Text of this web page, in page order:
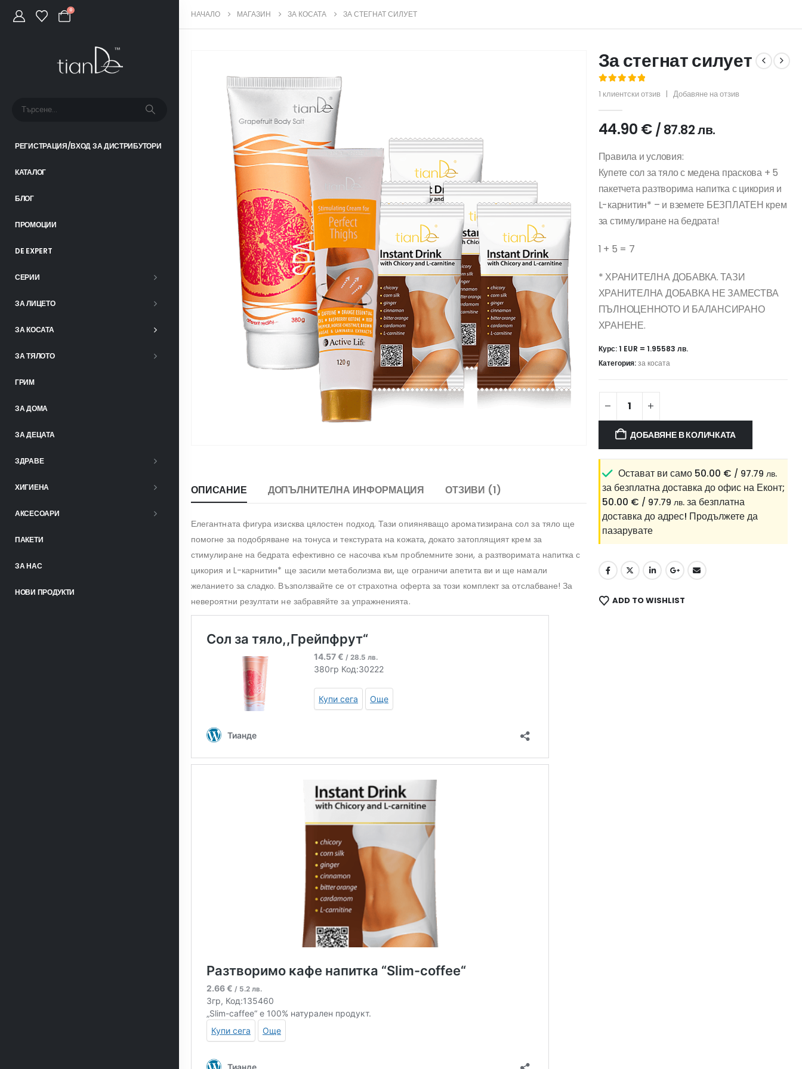
0
РЕГИСТРАЦИЯ/ВХОД ЗА ДИСТРИБУТОРИ
КАТАЛОГ
БЛОГ
ПРОМОЦИИ
DE EXPERT
СЕРИИ
ЗА ЛИЦЕТО
ЗА КОСАТА
ЗА ТЯЛОТО
ГРИМ
ЗА ДОМА
ЗА ДЕЦАТА
ЗДРАВЕ
ХИГИЕНА
АКСЕСОАРИ
ПАКЕТИ
ЗА НАС
НОВИ ПРОДУКТИ
НАЧАЛО МАГАЗИН ЗА КОСАТА ЗА СТЕГНАТ СИЛУЕТ
ОПИСАНИЕ ДОПЪЛНИТЕЛНА ИНФОРМАЦИЯ ОТЗИВИ (1)
Елегантната фигура изисква цялостен подход. Тази опияняващо ароматизирана сол за тяло ще
помогне за подобряване на тонуса и текстурата на кожата, докато затоплящият крем за
стимулиране на бедрата ефективно се насочва към проблемните зони, а разтворимата напитка с
цикория и L-карнитин* ще засили метаболизма ви, ще ограничи апетита ви и ще намали
желанието за сладко. Възползвайте се от страхотна оферта за този комплект за отслабване! За
невероятни резултати не забравяйте за упражненията.
За стегнат силует
5.00 out of 5
1 клиентски отзив | Добавяне на отзив
44.90 € / 87.82 лв.
Правила и условия:
Купете сол за тяло с медена праскова + 5
пакетчета разтворима напитка с цикория и
L-карнитин* – и вземете БЕЗПЛАТЕН крем
за стимулиране на бедрата!
1 + 5 = 7
* ХРАНИТЕЛНА ДОБАВКА. ТАЗИ
ХРАНИТЕЛНА ДОБАВКА НЕ ЗАМЕСТВА
ПЪЛНОЦЕННОТО И БАЛАНСИРАНО
ХРАНЕНЕ.
Курс: 1 EUR = 1.95583 лв.
Категория:за косата
ДОБАВЯНЕ В КОЛИЧКАТА
Остават ви само 50.00 € / 97.79 лв.
за безплатна доставка до офис на Еконт;
50.00 € / 97.79 лв. за безплатна
доставка до адрес! Продължете да
пазарувате
ADD TO WISHLIST